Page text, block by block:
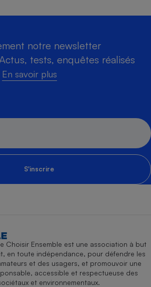
notre newsletter
tests, enquêtes réalisés
En savoir plus
S'inscrire
Choisir Ensemble est une association à but
en toute indépendance, pour défendre les
et des usagers, et promouvoir une
accessible et respectueuse des
et environnementaux.